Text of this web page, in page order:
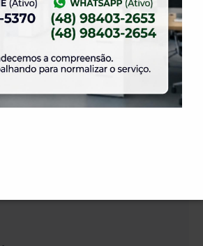
ABEL / Havan FME
ADVV / FMD Rio do Sul